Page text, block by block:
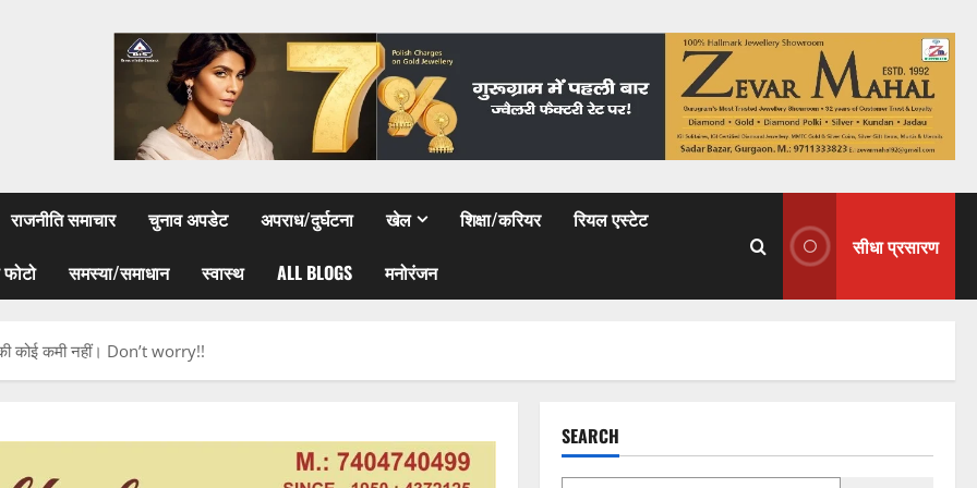
राजनीति समाचार चुनाव अपडेट अपराध/दुर्घटना खेल शिक्षा/करियर रियल एस्टेट
समस्या/समाधान स्वास्थ ALL BLOGS मनोरंजन
सीधा प्रसारण
कोई कमी नहीं। Don’t worry!!
SEARCH